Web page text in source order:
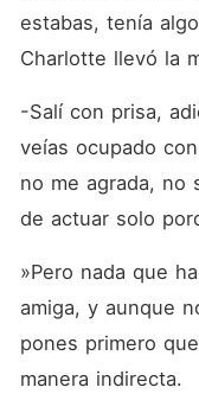
estabas, tenía
Charlotte llevó la
-Salí con prisa,
veías ocupado
no me agrada, no
de actuar solo
»Pero nada que
amiga, y aunque
pones primero
manera indirecta.